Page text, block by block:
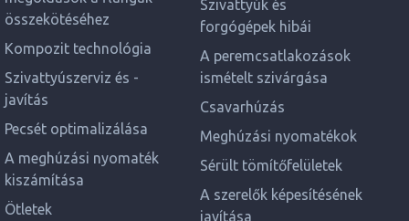
összekötéséhez
Kompozit technológia
Szivattyúszerviz és -
javítás
Pecsét optimalizálása
A meghúzási nyomaték
kiszámítása
Ötletek
Szivattyúk és
forgógépek hibái
A peremcsatlakozások
ismételt szivárgása
Csavarhúzás
Meghúzási nyomatékok
Sérült tömítőfelületek
A szerelők képesítésének
javítása